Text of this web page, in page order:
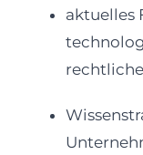
aktuelles